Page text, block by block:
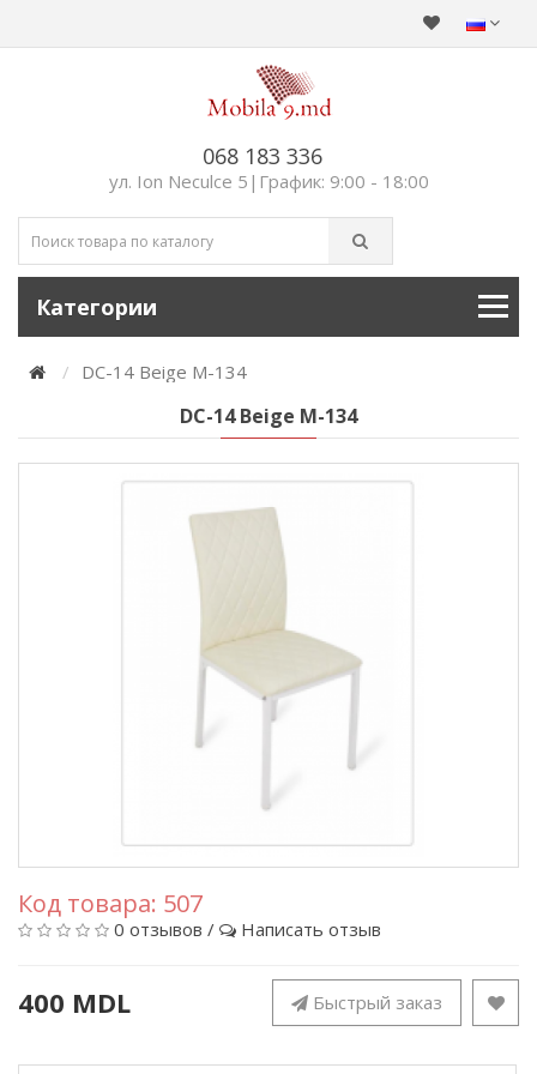
068 183 336
ул. Ion Neculce 5|График: 9:00 - 18:00
Категории
DC-14 Beige M-134
DC-14 Beige M-134
Код товара: 507
0 отзывов / Написать отзыв
400 MDL Быстрый заказ